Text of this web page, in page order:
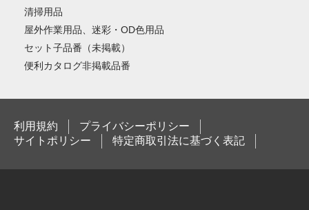
清掃用品
屋外作業用品、迷彩・OD色用品
セット子品番（未掲載）
便利カタログ非掲載品番
利用規約
プライバシーポリシー
サイトポリシー
特定商取引法に基づく表記